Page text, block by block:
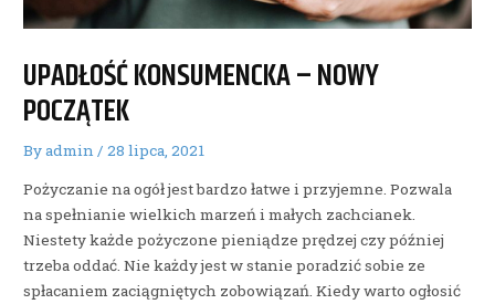
UPADŁOŚĆ KONSUMENCKA – NOWY
POCZĄTEK
Byadmin/28 lipca, 2021
Pożyczanie na ogół jest bardzo łatwe i przyjemne. Pozwala
na spełnianie wielkich marzeń i małych zachcianek.
Niestety każde pożyczone pieniądze prędzej czy później
trzeba oddać. Nie każdy jest w stanie poradzić sobie ze
spłacaniem zaciągniętych zobowiązań. Kiedy warto ogłosić